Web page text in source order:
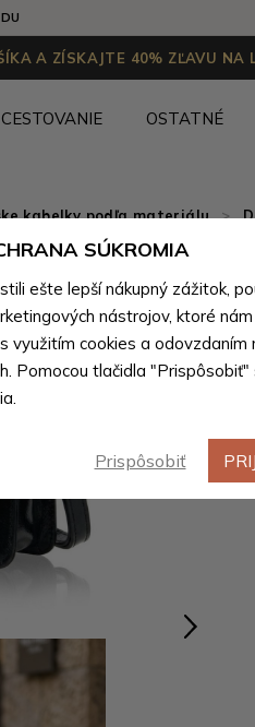
A ZÍSKAJTE 40% ZĽAVU NA
CESTOVANIE OSTATNÉ
kabelky podľa materiálu >
Novinka
SÚKROMIA
ešte lepší nákupný zážitok,
nástrojov, ktoré
využitím cookies a odovzdaním
Pomocou tlačidla
Prispôsobiť